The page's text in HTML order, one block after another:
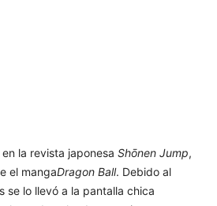
la revista japonesa Shōnen Jump,
el mangaDragon Ball. Debido al
se lo llevó a la pantalla chica